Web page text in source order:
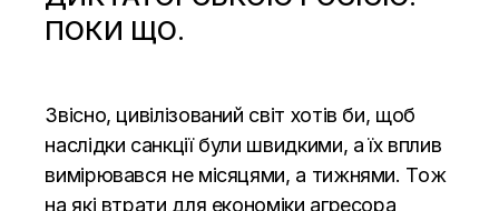
ПОКИ ЩО.
Звісно, цивілізований світ хотів би, щоб
наслідки санкції були швидкими, а їх вплив
вимірювався не місяцями, а тижнями. Тож
на які втрати для економіки агресора